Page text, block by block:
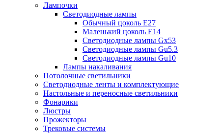
Лампочки
Светодиодные лампы
Обычный цоколь Е27
Маленький цоколь Е14
Светодиодные лампы Gx53
Светодиодные лампы Gu5.3
Светодиодные лампы Gu10
Лампы накаливания
Потолочные светильники
Светодиодные ленты и комплектующие
Настольные и переносные светильники
Фонарики
Люстры
Прожекторы
Трековые системы